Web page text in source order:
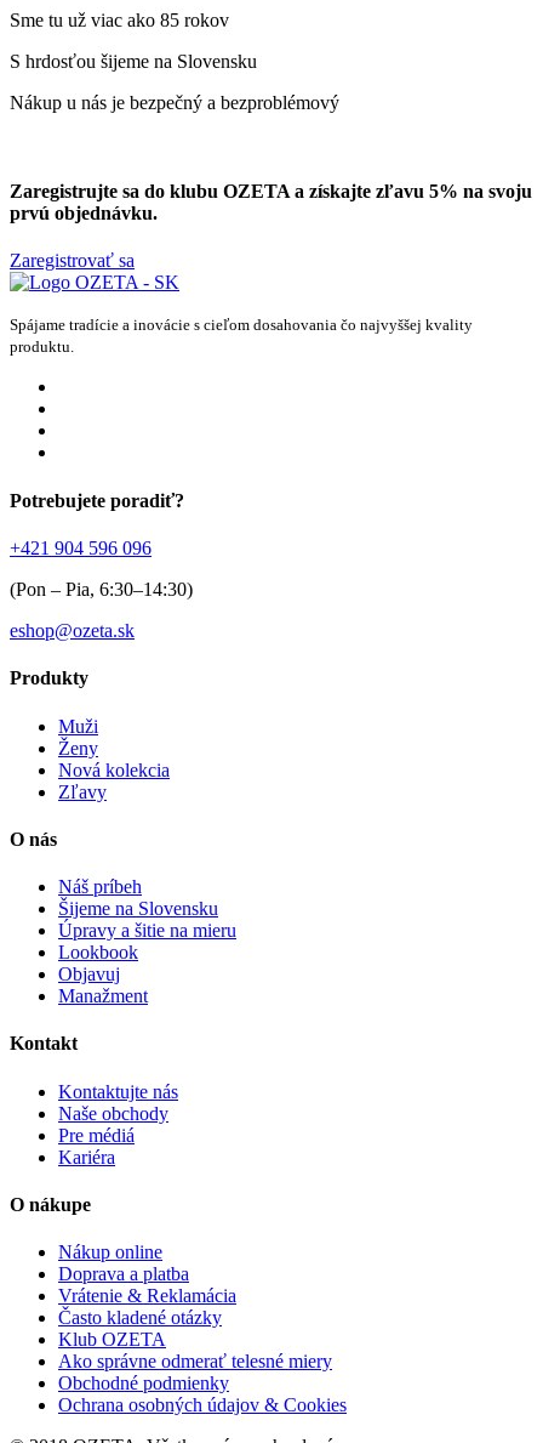
Sme tu už viac ako 85 rokov
S hrdosťou šijeme na Slovensku
Nákup u nás je bezpečný a bezproblémový
Zaregistrujte sa do klubu OZETA a získajte zľavu 5% na svoju
prvú objednávku.
Zaregistrovať sa
Spájame tradície a inovácie s cieľom dosahovania čo najvyššej kvality
produktu.
Potrebujete poradiť?
+421 904 596 096
(Pon – Pia, 6:30–14:30)
eshop@ozeta.sk
Produkty
Muži
Ženy
Nová kolekcia
Zľavy
O nás
Náš príbeh
Šijeme na Slovensku
Úpravy a šitie na mieru
Lookbook
Objavuj
Manažment
Kontakt
Kontaktujte nás
Naše obchody
Pre médiá
Kariéra
O nákupe
Nákup online
Doprava a platba
Vrátenie & Reklamácia
Často kladené otázky
Klub OZETA
Ako správne odmerať telesné miery
Obchodné podmienky
Ochrana osobných údajov & Cookies